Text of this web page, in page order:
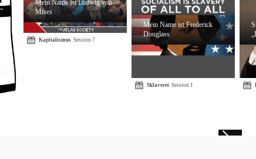
Kapitalismus Session 7
Mein Name ist Ludwig von
Mises
Sklaverei Session 1
Mein Name ist Frederick
Douglass